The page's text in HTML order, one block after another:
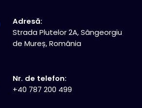
Adresă:
Strada Plutelor 2A, Sângeorgiu
de Mureș, România
Nr. de telefon:
+40 787 200 499